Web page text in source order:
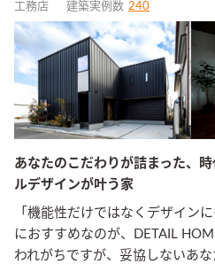
工務店 建築実例数 240
あなたのこだわりが詰まった、
ルデザインが叶う家
「機能性だけではなくデザイン
におすすめなのが、DETAIL
われがちですが、妥協しないあ